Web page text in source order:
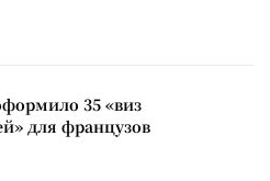
35 «виз
для французов